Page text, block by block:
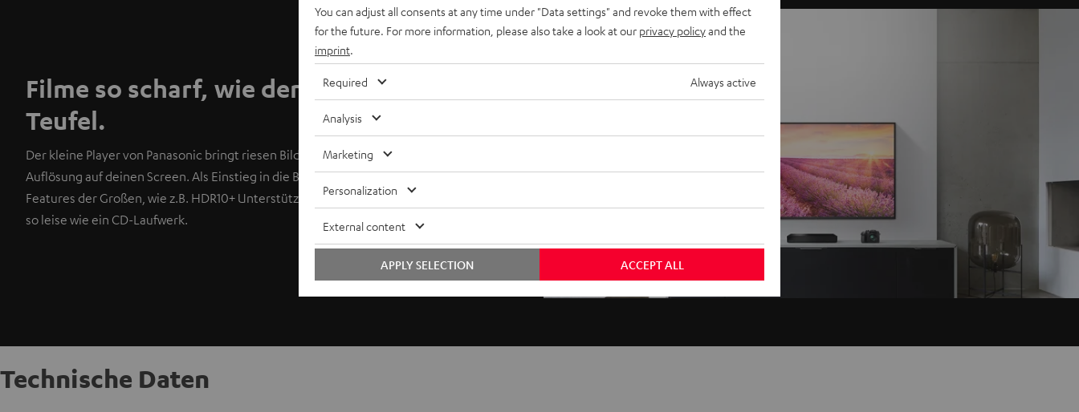
Filme so scharf, wie der Sound von
Teufel.
Der kleine Player von Panasonic bringt riesen Bilder in gestochen scharfer 4K
Auflösung auf deinen Screen. Als Einstieg in die Blu-ray Welt kommt er mit den
Features der Großen, wie z.B. HDR10+ Unterstützung und Dolby Atmos. Dabei spielt er
so leise wie ein CD-Laufwerk.
Technische Daten
You can adjust all consents at any time under "Data settings" and revoke them with effect
for the future. For more information, please also take a look at our privacy policyand the
imprint
Required Always active
Analysis
Marketing
Personalization
External content
ACCEPT ALL
APPLY SELECTION